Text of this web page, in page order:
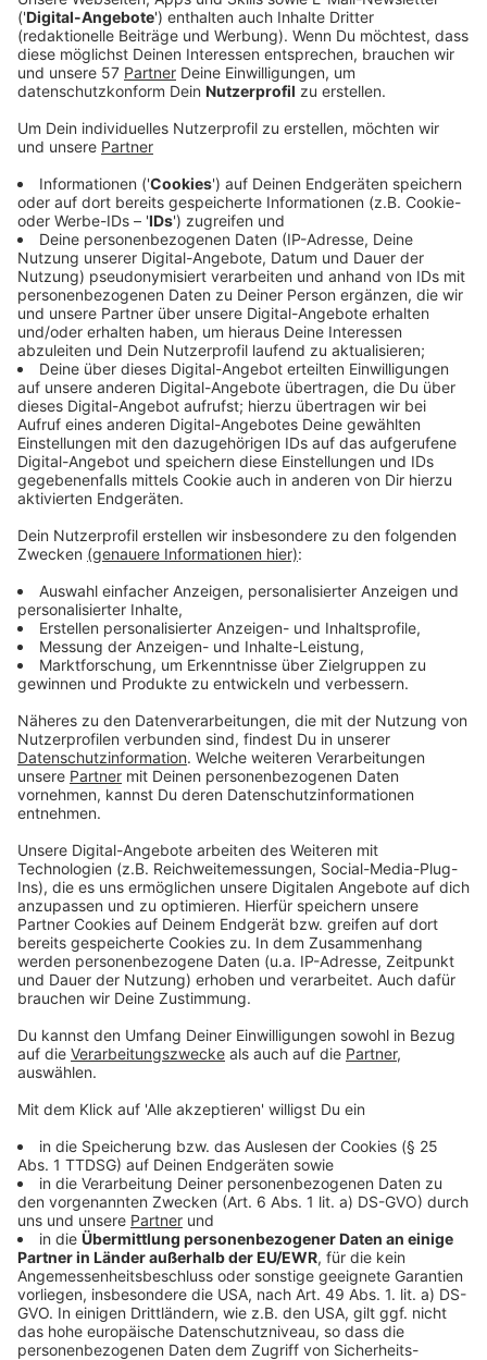
1 kg Rotkraut
175g Zucker
Salz
30 ml Apfelessig
100g Butter
200g Schalotten
200g reife Birnenquitten
100 ml Rotwein
100 ml Quittennektar
50 ml roter Portwein
Lorbeerblatt
100g Quittengelee
6 Strudelblätter
100g Butter
Für die Wallnusssoße:
1 Schalotte
2 EL Walnussöl
100g Walnüsse
20 ml Weißwein
250 ml Sahne
100 ml Gemüsebrühe
1 Limette
Anzeige
Und so bereitet ihr das Essen zu
Anzeige
Rotkohlstrudel:
Den Rotkohl putzen und den Strunk entfernen.
Die Blätter in feine Streifen schneiden und mit
Salz, Pfeffer, Zucker und dem Essig gut
durchkneten. Eine Stunde ziehen lassen.
Die Quitten ebenfalls schälen vierteln und fein
würfeln. Die Schalotten und die Quitten in der
dazugeben und mit Rotwein, Portwein und
Quittennektar auffüllen.
Das Lorbeerblatt dazugeben und den Kohl weich
kochen. Auf ein Sieb schütten den aufgefangenen
Fond mit der Quittenmarmelade in einen Topf
geben und bis auf ein Minimum reduzieren. Den
Fond zu dem Rotkohl geben und auskühlen lassen.
Die Butter schmelzen und jeweils drei
Strudelblätter mit der Butter bestreichen.